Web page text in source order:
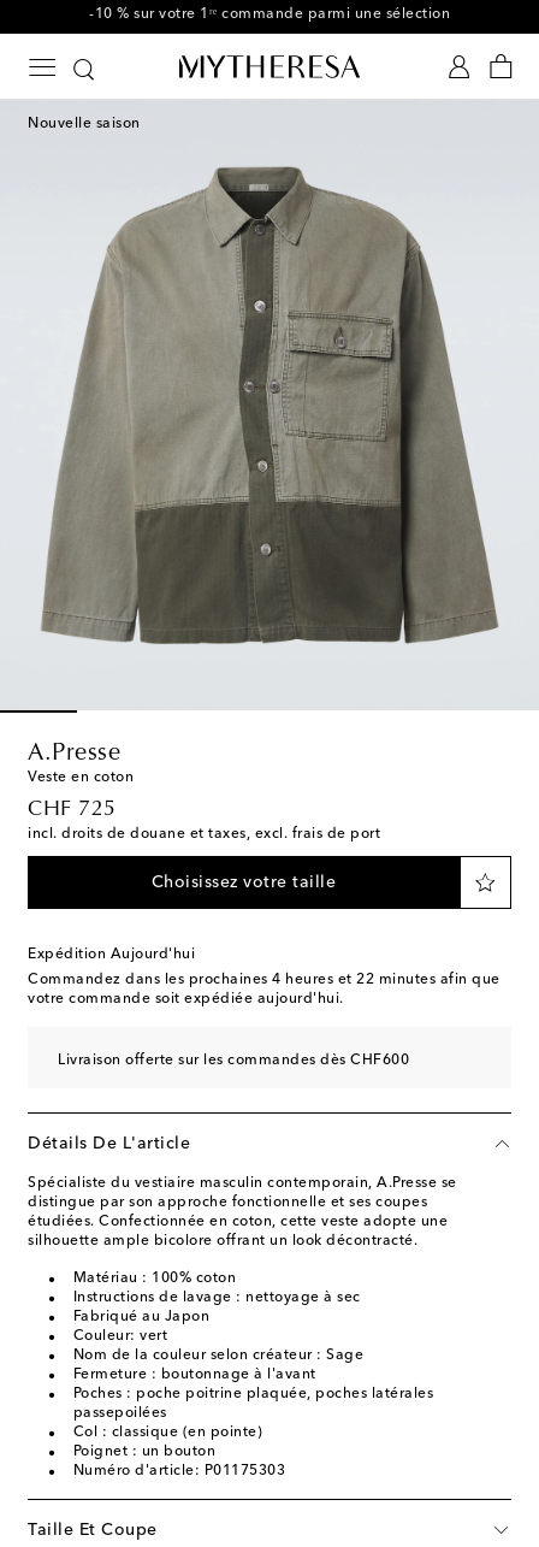
Utilisez le code FIRST10 dès CHF450
Nouvelle saison
A.Presse
Veste en coton
CHF 725
original price
incl. droits de douane et taxes, excl. frais de port
Choisissez votre taille
Expédition Aujourd'hui
Commandez dans les prochaines 4 heures et 22 minutes afin que
votre commande soit expédiée aujourd'hui.
Livraison offerte sur les commandes dès CHF600
Détails De L'article
Spécialiste du vestiaire masculin contemporain, A.Presse se
distingue par son approche fonctionnelle et ses coupes
étudiées. Confectionnée en coton, cette veste adopte une
silhouette ample bicolore offrant un look décontracté.
Matériau : 100% coton
Instructions de lavage : nettoyage à sec
Fabriqué au Japon
Couleur: vert
Nom de la couleur selon créateur : Sage
Fermeture : boutonnage à l'avant
Poches : poche poitrine plaquée, poches latérales
passepoilées
Col : classique (en pointe)
Poignet : un bouton
Numéro d'article: P01175303
Taille Et Coupe